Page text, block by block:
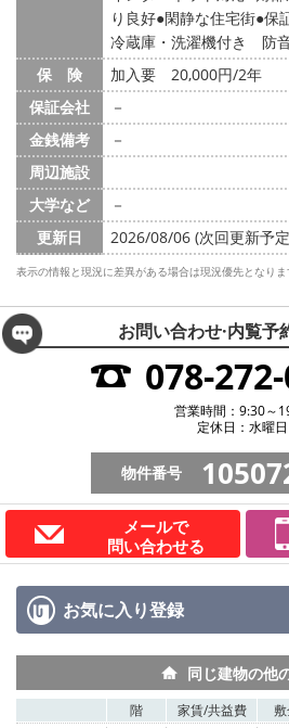
り良好 閑静な住宅街 保
冷蔵庫・洗濯機付き 防
保 険
加入要 20,000円/2年
保証会社
－
金銭備考
－
周辺施設
大学など
－
更新日
2026/08/06 (次回更新予
表示の情報と現況に差異がある場合は現況優先となりま
お問い合わせ·内覧予
078-
営業時間：9:30～
定休日：水曜日
物件番号
メールで
問い合わせる
お気に入り登録
同じ建物の他
階 家賃/共益費